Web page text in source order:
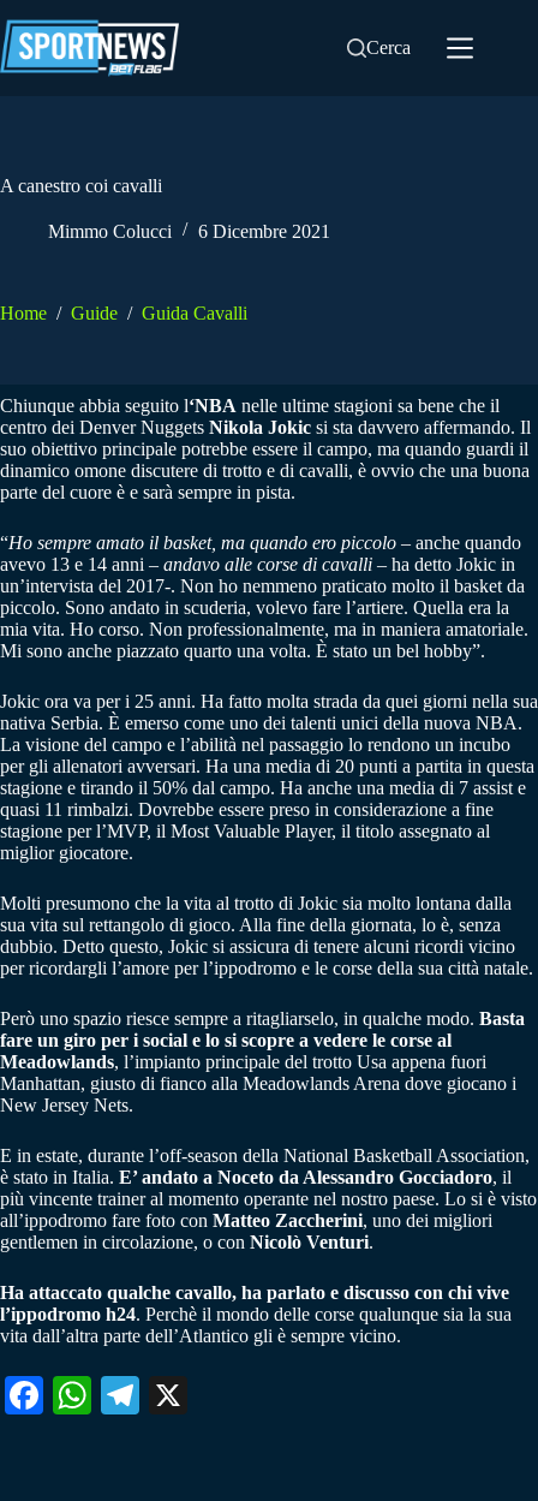
al
contenuto
Cerca
A canestro coi cavalli
Mimmo Colucci 6 Dicembre 2021
Home / Guide / Guida Cavalli
Chiunque abbia seguito l‘NBA nelle ultime stagioni sa bene che il
centro dei Denver Nuggets Nikola Jokic si sta davvero affermando. Il
suo obiettivo principale potrebbe essere il campo, ma quando guardi il
dinamico omone discutere di trotto e di cavalli, è ovvio che una buona
parte del cuore è e sarà sempre in pista.
“Ho sempre amato il basket, ma quando ero piccolo – anche quando
avevo 13 e 14 anni – andavo alle corse di cavalli – ha detto Jokic in
un’intervista del 2017-. Non ho nemmeno praticato molto il basket da
piccolo. Sono andato in scuderia, volevo fare l’artiere. Quella era la
mia vita. Ho corso. Non professionalmente, ma in maniera amatoriale.
Mi sono anche piazzato quarto una volta. È stato un bel hobby”.
Jokic ora va per i 25 anni. Ha fatto molta strada da quei giorni nella sua
nativa Serbia. È emerso come uno dei talenti unici della nuova NBA.
La visione del campo e l’abilità nel passaggio lo rendono un incubo
per gli allenatori avversari. Ha una media di 20 punti a partita in questa
stagione e tirando il 50% dal campo. Ha anche una media di 7 assist e
quasi 11 rimbalzi. Dovrebbe essere preso in considerazione a fine
stagione per l’MVP, il Most Valuable Player, il titolo assegnato al
miglior giocatore.
Molti presumono che la vita al trotto di Jokic sia molto lontana dalla
sua vita sul rettangolo di gioco. Alla fine della giornata, lo è, senza
dubbio. Detto questo, Jokic si assicura di tenere alcuni ricordi vicino
per ricordargli l’amore per l’ippodromo e le corse della sua città natale.
Però uno spazio riesce sempre a ritagliarselo, in qualche modo. Basta
fare un giro per i social e lo si scopre a vedere le corse al
Meadowlands, l’impianto principale del trotto Usa appena fuori
Manhattan, giusto di fianco alla Meadowlands Arena dove giocano i
New Jersey Nets.
E in estate, durante l’off-season della National Basketball Association,
è stato in Italia. E’ andato a Noceto da Alessandro Gocciadoro, il
più vincente trainer al momento operante nel nostro paese. Lo si è visto
all’ippodromo fare foto con Matteo Zaccherini, uno dei migliori
gentlemen in circolazione, o con Nicolò Venturi.
Ha attaccato qualche cavallo, ha parlato e discusso con chi vive
l’ippodromo h24. Perchè il mondo delle corse qualunque sia la sua
vita dall’altra parte dell’Atlantico gli è sempre vicino.
Fa W
Te